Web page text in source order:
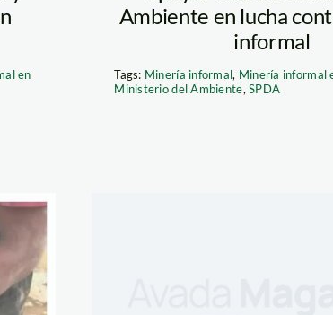
en
Ambiente en lucha
informal
Tags: Minería informal, Minería informal
Ministerio del Ambiente,SPDA